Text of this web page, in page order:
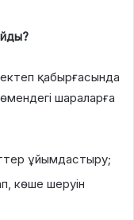
қабырғасында
шараларға
ұйымдастыру;
көше шеруін